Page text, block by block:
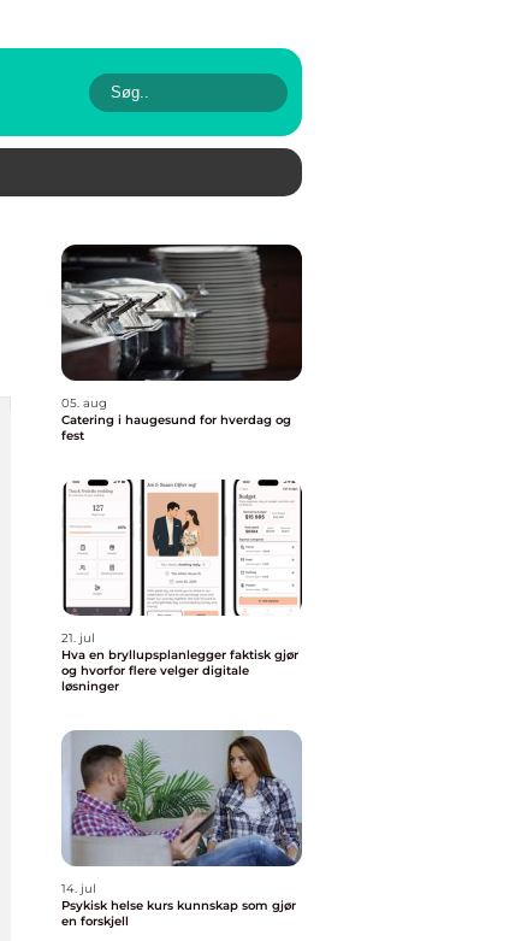
05. aug
Catering i haugesund for hverdag og
fest
21. jul
Hva en bryllupsplanlegger faktisk gjør
og hvorfor flere velger digitale
løsninger
14. jul
Psykisk helse kurs kunnskap som gjør
en forskjell